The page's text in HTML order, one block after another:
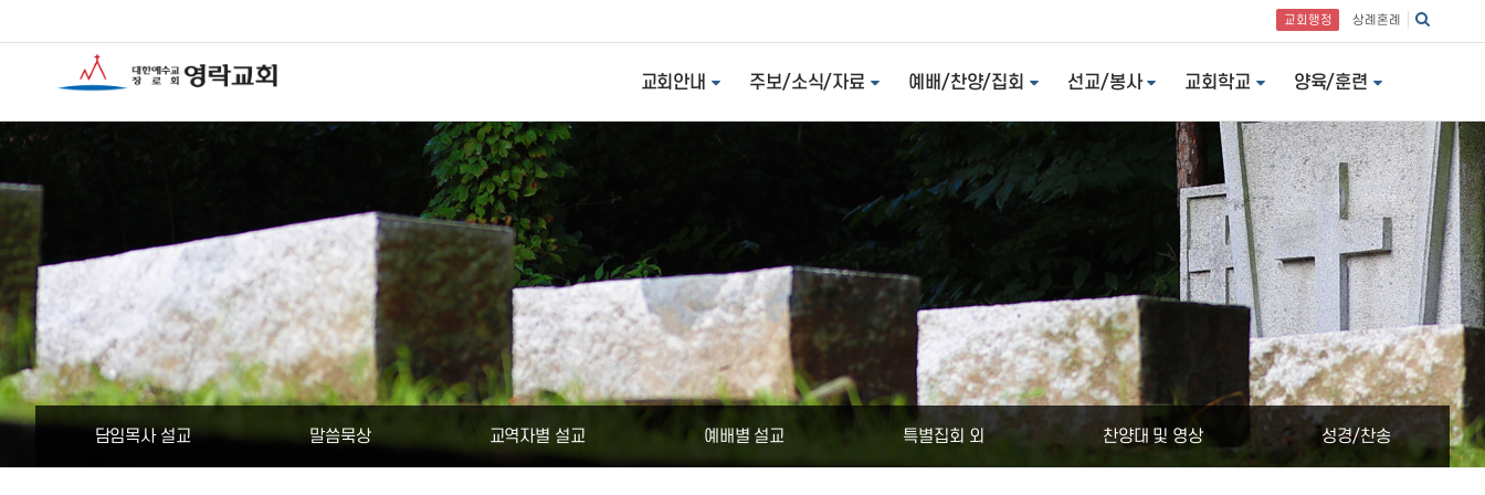
교회행정 상례혼례
교회안내 주보/소식/자료 예배/찬양/집회 선교/봉사 교회학교 양육/훈련
담임목사 설교 말씀묵상 교역자별 설교 예배별 설교 특별집회 외 찬양대 및 영상 성경/찬송